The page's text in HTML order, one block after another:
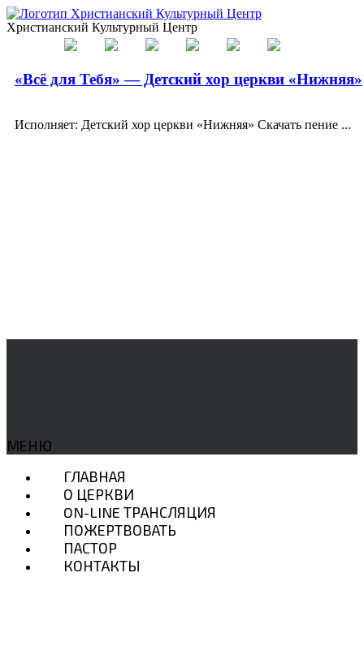
Христианский Культурный Центр
«Всё для Тебя» — Детский хор церкви «Нижняя»
Исполняет: Детский хор церкви «Нижняя» Скачать пение ...
МЕНЮ
ГЛАВНАЯ
О ЦЕРКВИ
ON-LINE ТРАНСЛЯЦИЯ
ПОЖЕРТВОВАТЬ
ПАСТОР
КОНТАКТЫ